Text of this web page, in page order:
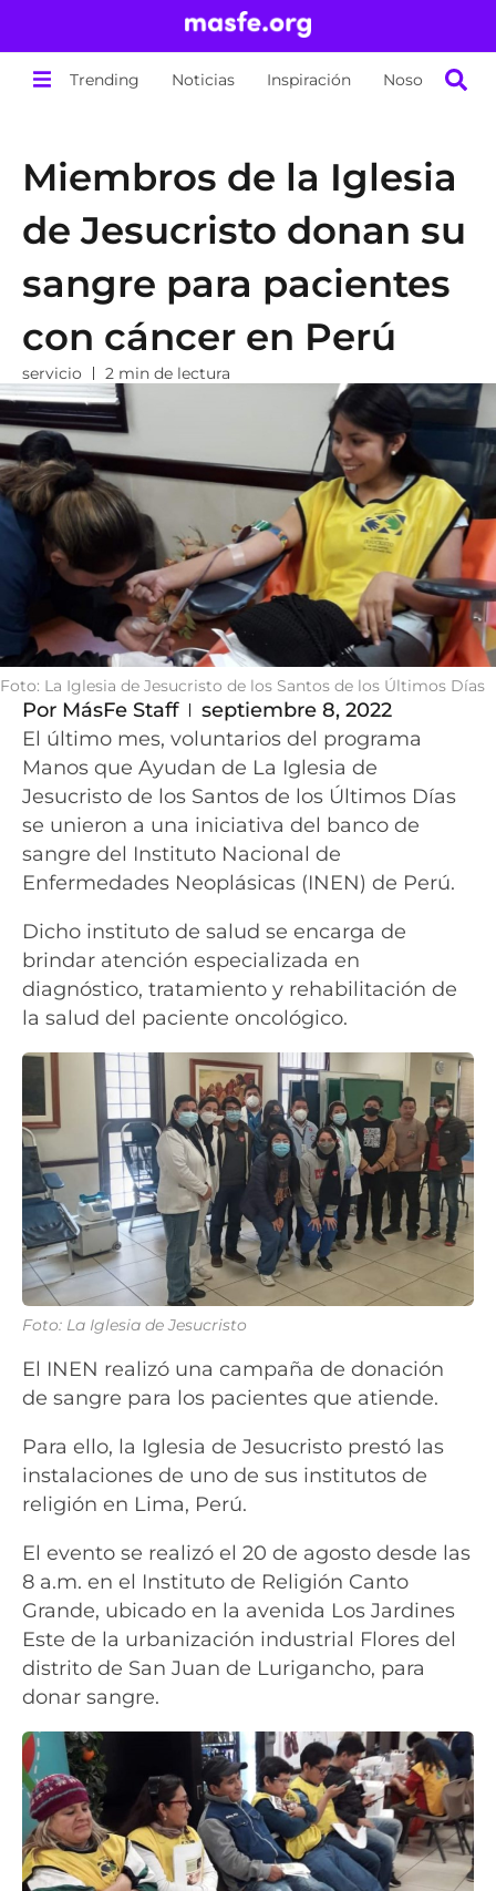
Trending Noticias Inspiración Nosotros
Miembros de la Iglesia
de Jesucristo donan su
sangre para pacientes
con cáncer en Perú
servicio 2 min de lectura
Foto: La Iglesia de Jesucristo de los Santos de los Últimos Días
Por MásFe Staff
septiembre 8, 2022
El último mes, voluntarios del programa
Manos que Ayudan de La Iglesia de
Jesucristo de los Santos de los Últimos Días
se unieron a una iniciativa del banco de
sangre del Instituto Nacional de
Enfermedades Neoplásicas (INEN) de Perú.
Dicho instituto de salud se encarga de
brindar atención especializada en
diagnóstico, tratamiento y rehabilitación de
la salud del paciente oncológico.
Foto: La Iglesia de Jesucristo
El INEN realizó una campaña de donación
de sangre para los pacientes que atiende.
Para ello, la Iglesia de Jesucristo prestó las
instalaciones de uno de sus institutos de
religión en Lima, Perú.
El evento se realizó el 20 de agosto desde las
8 a.m. en el Instituto de Religión Canto
Grande, ubicado en la avenida Los Jardines
Este de la urbanización industrial Flores del
distrito de San Juan de Lurigancho, para
donar sangre.